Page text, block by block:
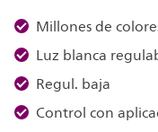
Millones de
Luz blanca
Regul. baja
Control con